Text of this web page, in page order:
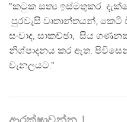
"කටුක සත්‍ය ඉස්මතුකර
පුරවැසි වෘතාන්තයන්, කෙටි
සංවාද, සාකච්ඡා, සිය
නිශ්පාදනය කර ඇත.
චැනලයට."